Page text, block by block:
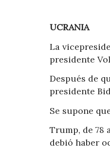
UCRANIA
La
presidente
Después de
presidente
Se supone
Trump, de 78
debió haber